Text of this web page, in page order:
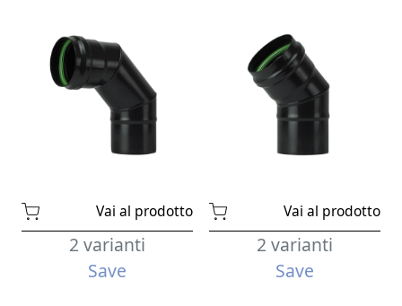
Vai al prodotto
2 varianti
Save
Vai al prodotto
2 varianti
Save